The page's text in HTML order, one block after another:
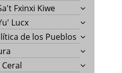
Fxinxi Kiwe
Lucx
de los Pueblos